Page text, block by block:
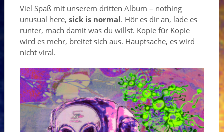
Viel Spaß mit unserem dritten Album – nothing
unusual here, sick is normal. Hör es dir an, lade es
runter, mach damit was du willst. Kopie für Kopie
wird es mehr, breitet sich aus. Hauptsache, es wird
nicht viral.